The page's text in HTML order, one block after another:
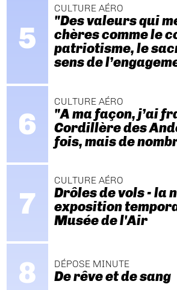
CULTURE AÉRO
"Des valeurs qui
chères comme le
patriotisme, le
sens de
CULTURE AÉRO
"A ma façon, j’ai
Cordillère des
fois, mais de
CULTURE AÉRO
Drôles de vols - la
exposition
Musée de l'Air
DÉPOSE MINUTE
De rêve et de sang